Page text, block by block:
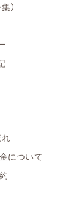
）
について